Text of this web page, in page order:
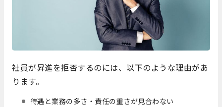
社員が昇進を拒否するのには、以下のような理由があ
ります。
待遇と業務の多さ・責任の重さが見合わない